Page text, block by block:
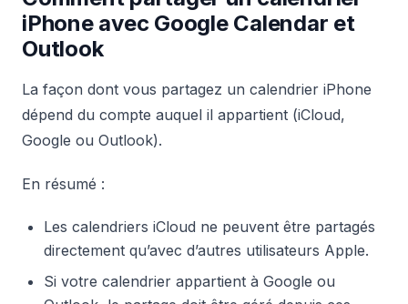
iPhone avec Google Calendar et
Outlook
La façon dont vous partagez un calendrier iPhone
dépend du compte auquel il appartient (iCloud,
Google ou Outlook).
En résumé :
Les calendriers iCloud ne peuvent être partagés
directement qu’avec d’autres utilisateurs Apple.
Si votre calendrier appartient à Google ou